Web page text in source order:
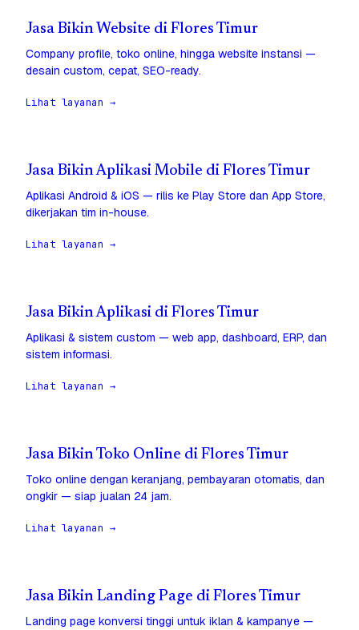
Jasa Bikin Website di Flores Timur
Company profile, toko online, hingga website instansi —
desain custom, cepat, SEO-ready.
Lihat layanan →
Jasa Bikin Aplikasi Mobile di Flores Timur
Aplikasi Android & iOS — rilis ke Play Store dan App Store,
dikerjakan tim in-house.
Lihat layanan →
Jasa Bikin Aplikasi di Flores Timur
Aplikasi & sistem custom — web app, dashboard, ERP, dan
sistem informasi.
Lihat layanan →
Jasa Bikin Toko Online di Flores Timur
Toko online dengan keranjang, pembayaran otomatis, dan
ongkir — siap jualan 24 jam.
Lihat layanan →
Jasa Bikin Landing Page di Flores Timur
Landing page konversi tinggi untuk iklan & kampanye —